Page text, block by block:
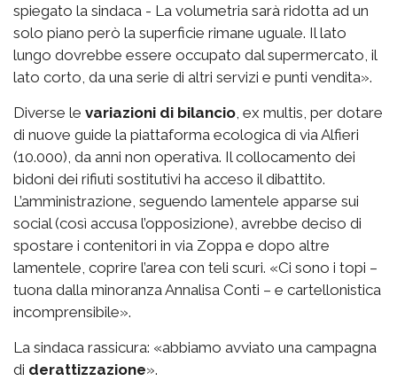
spiegato la sindaca - La volumetria sarà ridotta ad un
solo piano però la superficie rimane uguale. Il lato
lungo dovrebbe essere occupato dal supermercato, il
lato corto, da una serie di altri servizi e punti vendita».
Diverse le variazioni di bilancio , ex multis, per dotare
di nuove guide la piattaforma ecologica di via Alfieri
(10.000), da anni non operativa. Il collocamento dei
bidoni dei rifiuti sostitutivi ha acceso il dibattito.
L’amministrazione, seguendo lamentele apparse sui
social (così accusa l’opposizione), avrebbe deciso di
spostare i contenitori in via Zoppa e dopo altre
lamentele, coprire l’area con teli scuri. «Ci sono i topi –
tuona dalla minoranza Annalisa Conti – e cartellonistica
incomprensibile».
La sindaca rassicura: «abbiamo avviato una campagna
di derattizzazione».